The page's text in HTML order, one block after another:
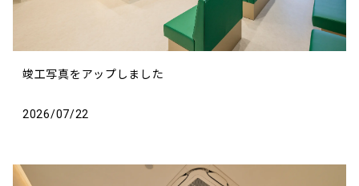
竣工写真をアップしました
2026/07/22